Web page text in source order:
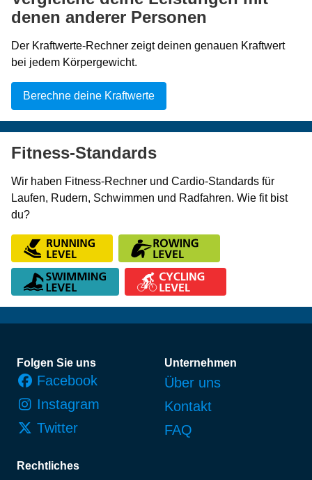
denen anderer Personen
Der Kraftwerte-Rechner zeigt deinen genauen Kraftwert
bei jedem Körpergewicht.
Berechne deine Kraftwerte
Fitness-Standards
Wir haben Fitness-Rechner und Cardio-Standards für
Laufen, Rudern, Schwimmen und Radfahren. Wie fit bist
du?
Fußzeile
Folgen Sie uns
Facebook
Instagram
Twitter
Unternehmen
Über uns
Kontakt
FAQ
Rechtliches